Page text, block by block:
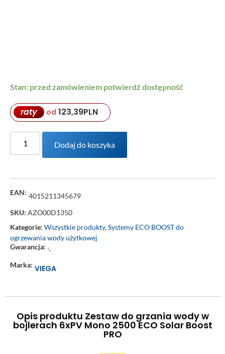
Stan: przed zamówieniem potwierdź dostępność
raty od 123,39PLN
Dodaj do koszyka
EAN: 4015211345679
SKU: AZO00D1350
Kategorie: Wszystkie produkty,Systemy ECO BOOST do
ogrzewania wody użytkowej
Gwarancja: ‘-
Marka: VIEGA
Opis produktu Zestaw do grzania wody w
bojlerach 6xPV Mono 2500 ECO Solar Boost
PRO